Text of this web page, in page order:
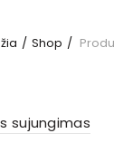
Shop
sujungimas